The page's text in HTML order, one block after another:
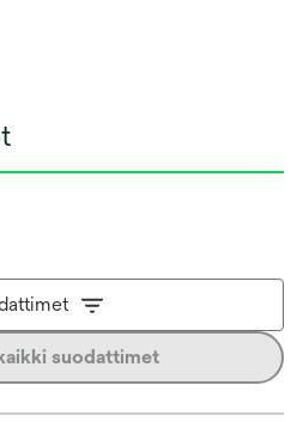
suodattimet